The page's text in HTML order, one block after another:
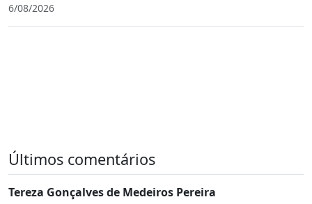
6/08/2026
Últimos comentários
Tereza Gonçalves de Medeiros Pereira